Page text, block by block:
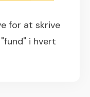
for at skrive
i hvert